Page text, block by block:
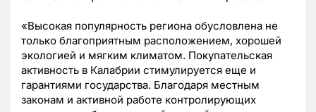
«Высокая популярность региона обусловлена не
только благоприятным расположением, хорошей
экологией и мягким климатом. Покупательская
активность в Калабрии стимулируется еще и
гарантиями государства. Благодаря местным
законам и активной работе контролирующих